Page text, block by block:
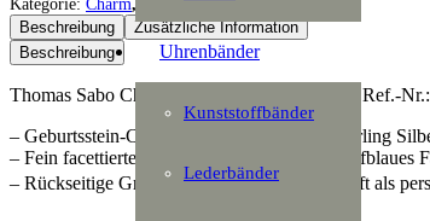
Uhrenbänder
Kunststoffbänder
Lederbänder
Geburtsstein
September
Menge
Kategorie: Charm, Charm Club,Schmuck
Beschreibung
Zusätzliche Information
Beschreibung
Thomas Sabo Charm Geburtsstein September Ref.-
– Geburtsstein-Charm September aus 925 Sterling
– Fein facettierter Stein setzt ein intensives, tiefblaues
– Rückseitige Gravur Sep. in verspielter Schrift als